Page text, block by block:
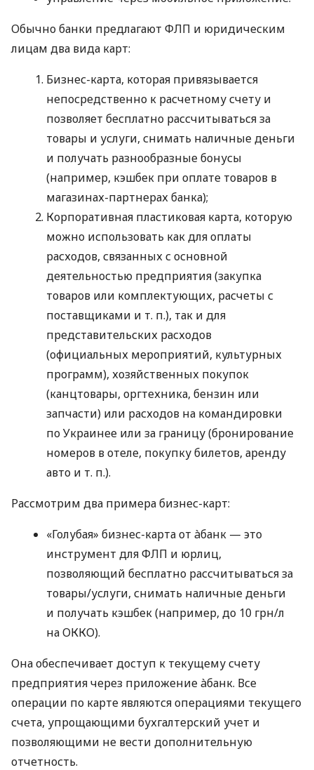
Обычно банки предлагают ФЛП и юридическим
лицам два вида карт:
Бизнес-карта, которая привязывается
непосредственно к расчетному счету и
позволяет бесплатно рассчитываться за
товары и услуги, снимать наличные деньги
и получать разнообразные бонусы
(например, кэшбек при оплате товаров в
магазинах-партнерах банка);
Корпоративная пластиковая карта, которую
можно использовать как для оплаты
расходов, связанных с основной
деятельностью предприятия (закупка
товаров или комплектующих, расчеты с
поставщиками и т. п.), так и для
представительских расходов
(официальных мероприятий, культурных
программ), хозяйственных покупок
(канцтовары, оргтехника, бензин или
запчасти) или расходов на командировки
по Украинее или за границу (бронирование
номеров в отеле, покупку билетов, аренду
авто и т. п.).
Рассмотрим два примера бизнес-карт:
«Голубая» бизнес-карта от àбанк — это
инструмент для ФЛП и юрлиц,
позволяющий бесплатно рассчитываться за
товары/услуги, снимать наличные деньги
и получать кэшбек (например, до 10 грн/л
на ОККО).
Она обеспечивает доступ к текущему счету
предприятия через приложение àбанк. Все
операции по карте являются операциями текущего
счета, упрощающими бухгалтерский учет и
позволяющими не вести дополнительную
отчетность.